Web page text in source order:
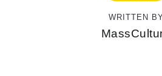
WRITTEN